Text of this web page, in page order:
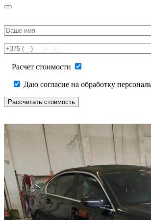
leave
field
empty.
Расчет стоимости
Даю согласие на обработку